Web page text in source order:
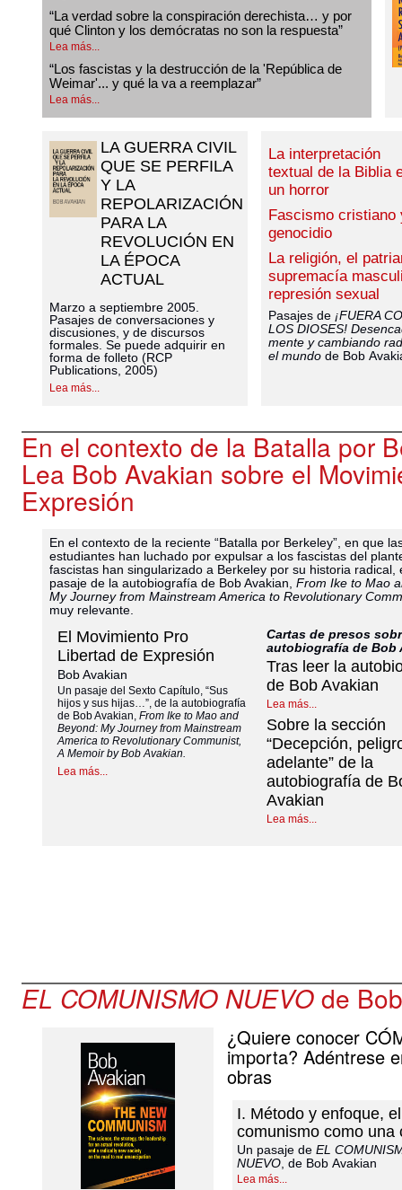
“La verdad sobre la conspiración derechista… y por
qué Clinton y los demócratas no son la respuesta”
Lea más...
“Los fascistas y la destrucción de la 'República de
Weimar'... y qué la va a reemplazar”
Lea más...
LA GUERRA CIVIL
QUE SE PERFILA
Y LA
REPOLARIZACIÓN
PARA LA
REVOLUCIÓN EN
LA ÉPOCA
ACTUAL
Marzo a septiembre 2005.
Pasajes de conversaciones y
discusiones, y de discursos
formales. Se puede adquirir en
forma de folleto (RCP
Publications, 2005)
Lea más...
La interpretación
textual de la Biblia
un horror
Fascismo cristiano
genocidio
La religión, el
supremacía
represión sexual
Pasajes de ¡FUERA
LOS DIOSES!
mente y cambiando
el mundo de Bob
En el contexto de la Batalla por
Lea Bob Avakian sobre el
Expresión
En el contexto de la reciente “Batalla por Berkeley”, en que
estudiantes han luchado por expulsar a los fascistas del
fascistas han singularizado a Berkeley por su historia radical,
pasaje de la autobiografía de Bob Avakian, From Ike to Mao
My Journey from Mainstream America to Revolutionary
muy relevante.
El Movimiento Pro
Libertad de Expresión
Bob Avakian
Un pasaje del Sexto Capítulo, “Sus
hijos y sus hijas…”, de la autobiografía
de Bob Avakian, From Ike to Mao and
Beyond: My Journey from Mainstream
America to Revolutionary Communist,
A Memoir by Bob Avakian.
Lea más...
Cartas de presos
autobiografía de Bob
Tras leer la
de Bob Avakian
Lea más...
Sobre la sección
“Decepción,
adelante” de la
autobiografía de
Avakian
Lea más...
EL COMUNISMO NUEVOde
¿Quiere conocer
importa? Adéntrese
obras
I. Método y enfoque, el
comunismo como una
Un pasaje deEL
NUEVO, de Bob Avakian
Lea más...